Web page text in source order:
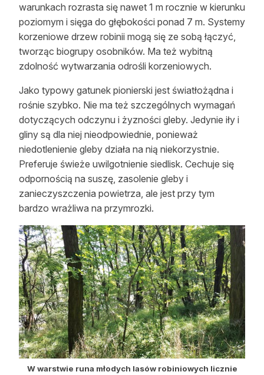
warunkach rozrasta się nawet 1 m rocznie w kierunku
poziomym i sięga do głębokości ponad 7 m. Systemy
korzeniowe drzew robinii mogą się ze sobą łączyć,
tworząc biogrupy osobników. Ma też wybitną
zdolność wytwarzania odrośli korzeniowych.
Jako typowy gatunek pionierski jest światłożądna i
rośnie szybko. Nie ma też szczególnych wymagań
dotyczących odczynu i żyzności gleby. Jedynie iły i
gliny są dla niej nieodpowiednie, ponieważ
niedotlenienie gleby działa na nią niekorzystnie.
Preferuje świeże uwilgotnienie siedlisk. Cechuje się
odpornością na suszę, zasolenie gleby i
zanieczyszczenia powietrza, ale jest przy tym
bardzo wrażliwa na przymrozki.
W warstwie runa młodych lasów robiniowych licznie